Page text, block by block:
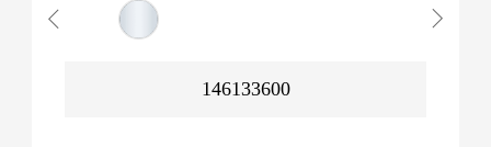
146133600